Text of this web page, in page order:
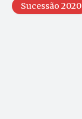
Sucessão 2020